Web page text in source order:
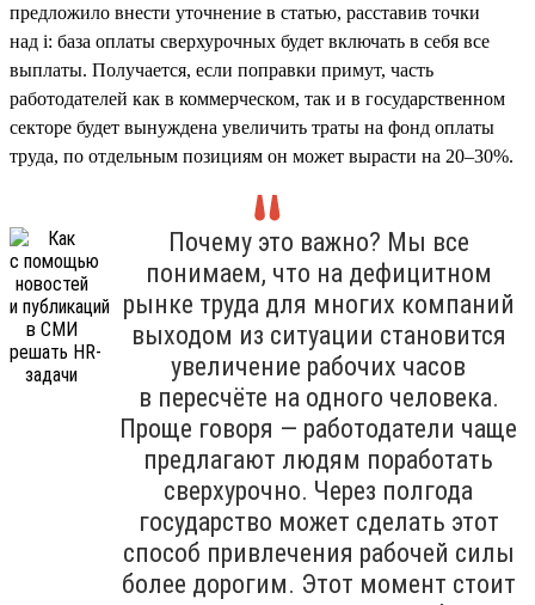
предложило внести уточнение в статью, расставив точки
над i: база оплаты сверхурочных будет включать в себя все
выплаты. Получается, если поправки примут, часть
работодателей как в коммерческом, так и в государственном
секторе будет вынуждена увеличить траты на фонд оплаты
труда, по отдельным позициям он может вырасти на 20–30%.
Почему это важно? Мы все
понимаем, что на дефицитном
рынке труда для многих компаний
выходом из ситуации становится
увеличение рабочих часов
в пересчёте на одного человека.
Проще говоря — работодатели чаще
предлагают людям поработать
сверхурочно. Через полгода
государство может сделать этот
способ привлечения рабочей силы
более дорогим. Этот момент стоит